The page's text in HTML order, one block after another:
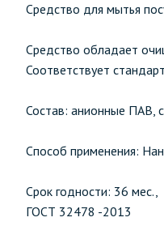
Средство для мытья
Средство обладает
Соответствует
Состав: анионные ПАВ,
Способ применения:
Срок годности: 36 мес.,
ГОСТ 32478 -2013